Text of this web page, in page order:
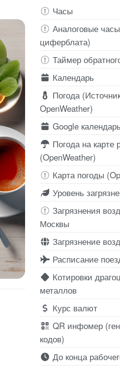
Часы
Аналоговые
циферблата)
Таймер
Календарь
Погода
OpenWeather)
Google календарь
Погода на карте
(OpenWeather)
Карта погоды
Уровень
Загрязнения
Москвы
Загрязнение
Расписание
Котировки
металлов
Курс валют
QR инфомер
кодов)
До конца